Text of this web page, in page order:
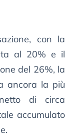
con la
al 20% e il
del 26%, la
ancora la più
di circa
accumulato